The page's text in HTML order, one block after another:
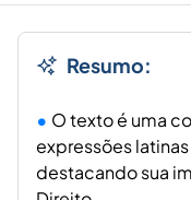
Resumo:
O texto é uma
expressões
destacando sua